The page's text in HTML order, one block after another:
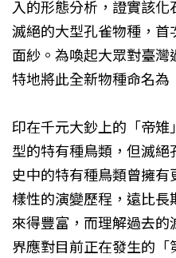
入的形態分析，證實該
滅絕的大型孔雀物種，
面紗。為喚起大眾對臺
特地將此全新物種命名為
印在千元大鈔上的「帝
型的特有種鳥類，但滅
史中的特有種鳥類曾擁
樣性的演變歷程，遠比
來得豐富，而理解過去
界應對目前正在發生的